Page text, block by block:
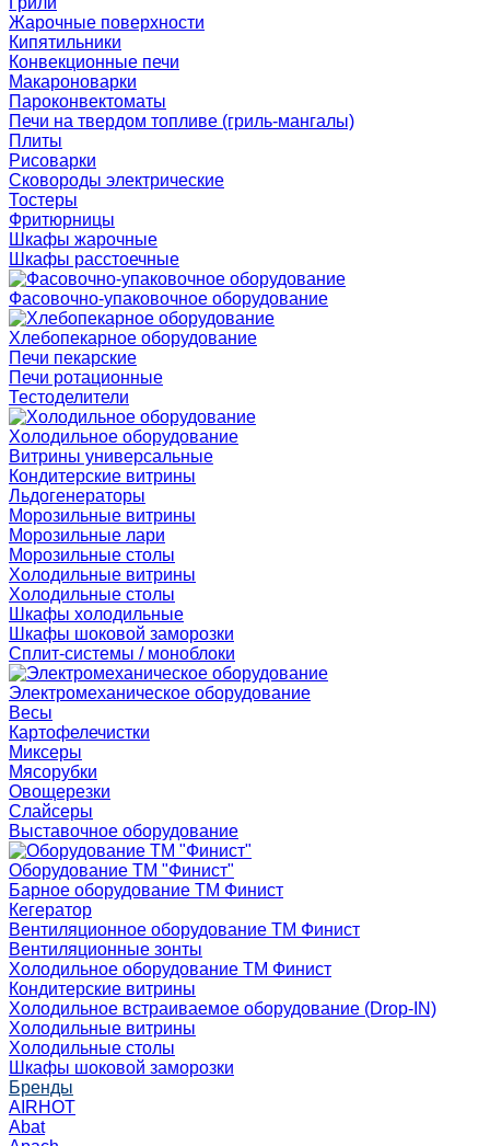
Жарочные поверхности
Кипятильники
Конвекционные печи
Макароноварки
Пароконвектоматы
Печи на твердом топливе (гриль-мангалы)
Плиты
Рисоварки
Сковороды электрические
Тостеры
Фритюрницы
Шкафы жарочные
Шкафы расстоечные
Фасовочно-упаковочное оборудование
Хлебопекарное оборудование
Печи пекарские
Печи ротационные
Тестоделители
Холодильное оборудование
Витрины универсальные
Кондитерские витрины
Льдогенераторы
Морозильные витрины
Морозильные лари
Морозильные столы
Холодильные витрины
Холодильные столы
Шкафы холодильные
Шкафы шоковой заморозки
Сплит-системы / моноблоки
Электромеханическое оборудование
Весы
Картофелечистки
Миксеры
Мясорубки
Овощерезки
Слайсеры
Выставочное оборудование
Оборудование ТМ "Финист"
Барное оборудование ТМ Финист
Кегератор
Вентиляционное оборудование ТМ Финист
Вентиляционные зонты
Холодильное оборудование ТМ Финист
Кондитерские витрины
Холодильное встраиваемое оборудование (Drop-IN)
Холодильные витрины
Холодильные столы
Шкафы шоковой заморозки
Бренды
AIRHOT
Abat